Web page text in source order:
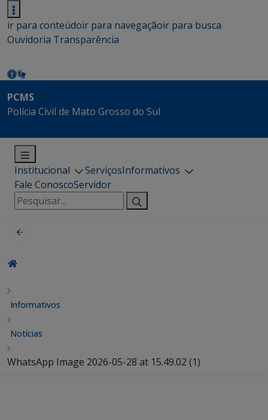
ir para conteúdoir para navegaçãoir para busca
Ouvidoria Transparência
PCMS
Polícia Civil de Mato Grosso do Sul
Institucional ServiçosInformativos
Fale ConoscoServidor
Pesquisar
por:
Informativos
Notícias
WhatsApp Image 2026-05-28 at 15.49.02 (1)